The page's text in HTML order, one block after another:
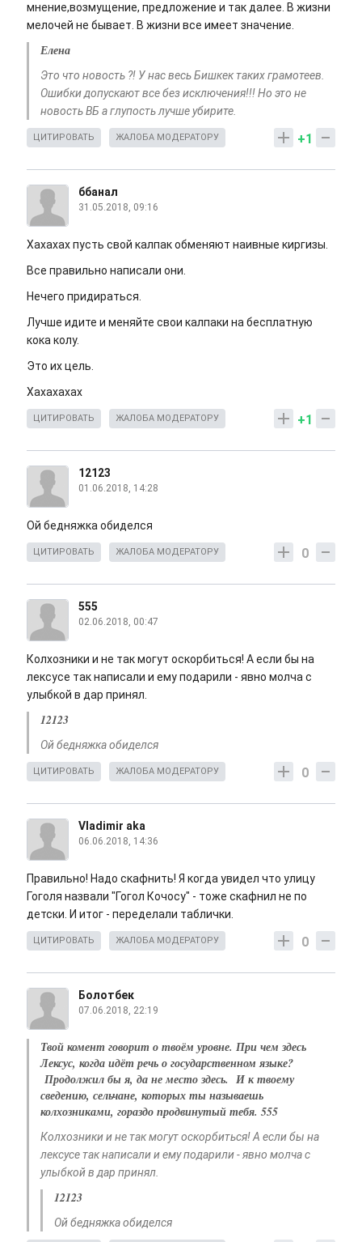
мнение,возмущение, предложение и так далее. В жизни
мелочей не бывает. В жизни все имеет значение.
Елена
Это что новость ?! У нас весь Бишкек таких грамотеев.
Ошибки допускают все без исключения!!! Но это не
новость ВБ а глупость лучше убирите.
+1
ЦИТИРОВАТЬ ЖАЛОБА МОДЕРАТОРУ
ббанал
31.05.2018, 09:16
Хахахах пусть свой калпак обменяют наивные киргизы.
Все правильно написали они.
Нечего придираться.
Лучше идите и меняйте свои калпаки на бесплатную
кока колу.
Это их цель.
Хахахахах
+1
ЦИТИРОВАТЬ ЖАЛОБА МОДЕРАТОРУ
12123
01.06.2018, 14:28
Ой бедняжка обиделся
0
ЦИТИРОВАТЬ ЖАЛОБА МОДЕРАТОРУ
555
02.06.2018, 00:47
Колхозники и не так могут оскорбиться! А если бы на
лексусе так написали и ему подарили - явно молча с
улыбкой в дар принял.
12123
Ой бедняжка обиделся
0
ЦИТИРОВАТЬ ЖАЛОБА МОДЕРАТОРУ
Vladimir aka
06.06.2018, 14:36
Правильно! Надо скафнить! Я когда увидел что улицу
Гоголя назвали "Гогол Кочосу" - тоже скафнил не по
детски. И итог - переделали таблички.
0
ЦИТИРОВАТЬ ЖАЛОБА МОДЕРАТОРУ
Болотбек
07.06.2018, 22:19
Твой комент говорит о твоём уровне. При чем здесь
Лексус, когда идёт речь о государственном языке?
Продолжил бы я, да не место здесь. И к твоему
сведению, сельчане, которых ты называешь
колхозниками, гораздо продвинутый тебя. 555
Колхозники и не так могут оскорбиться! А если бы на
лексусе так написали и ему подарили - явно молча с
улыбкой в дар принял.
12123
Ой бедняжка обиделся